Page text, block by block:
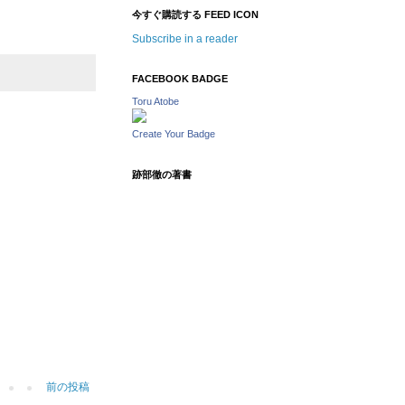
前の投稿
今すぐ購読する FEED ICON
Subscribe in a reader
FACEBOOK BADGE
Toru Atobe
Create Your Badge
跡部徹の著書